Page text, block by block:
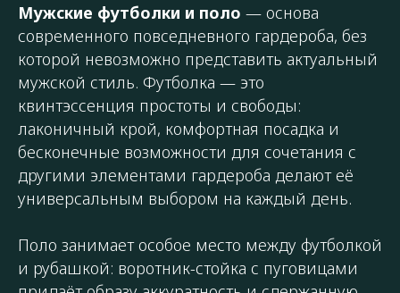
Мужские футболки и поло — основа
современного повседневного гардероба, без
которой невозможно представить актуальный
мужской стиль. Футболка — это
квинтэссенция простоты и свободы:
лаконичный крой, комфортная посадка и
бесконечные возможности для сочетания с
другими элементами гардероба делают её
универсальным выбором на каждый день.
Поло занимает особое место между футболкой
и рубашкой: воротник-стойка с пуговицами